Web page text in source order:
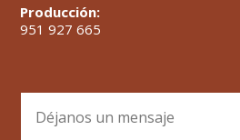
Producción:
951 927 665